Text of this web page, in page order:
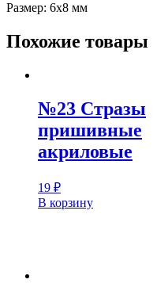
Размер: 6х8 мм
Похожие товары
№23 Стразы
пришивные
акриловые
19 ₽
В корзину